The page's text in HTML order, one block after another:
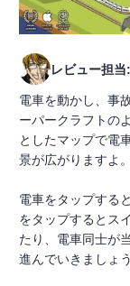
レビュー担
電車を動かし、事
ーパークラフトの
としたマップで電
景が広がりますよ。
電車をタップする
をタップするとス
たり、電車同士が
進んでいきましょう